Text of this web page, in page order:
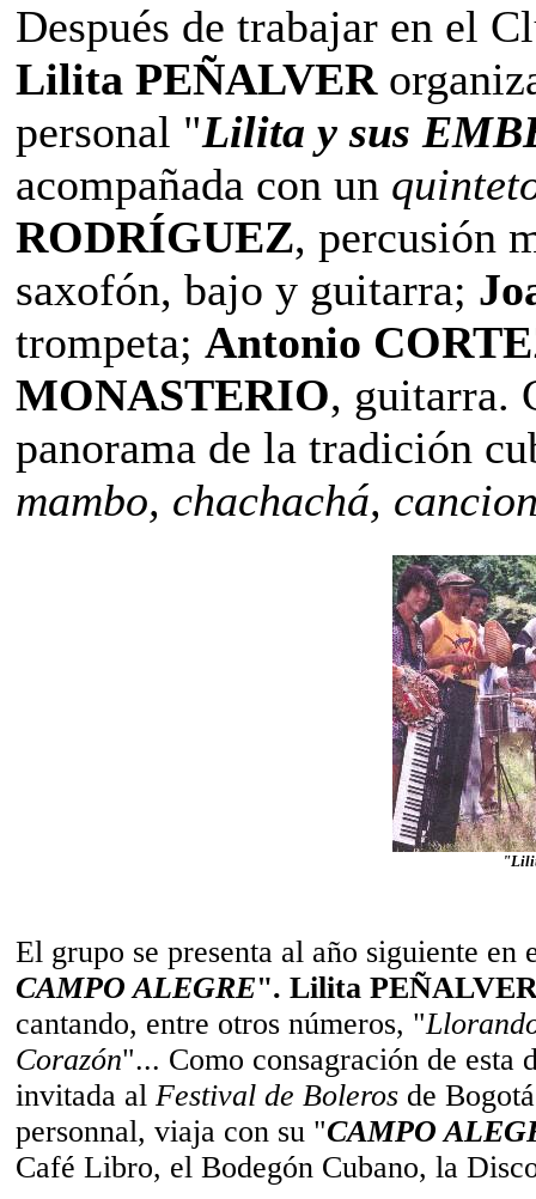
Después de trabajar en el
Lilita PEÑALVER
personal "Lilita y sus
acompañada con un
RODRÍGUEZ, percusión
saxofón, bajo y guitarra;
trompeta; Antonio
MONASTERIO, guitarra.
panorama de la tradición
mambo, chachachá,
El grupo se presenta al año siguiente
CAMPO ALEGRE". Lilita
cantando, entre otros números, "
Corazón"... Como consagración de esta
invitada al Festival de Boleros de
personnal, viaja con su "CAMPO
Café Libro, el Bodegón Cubano, la